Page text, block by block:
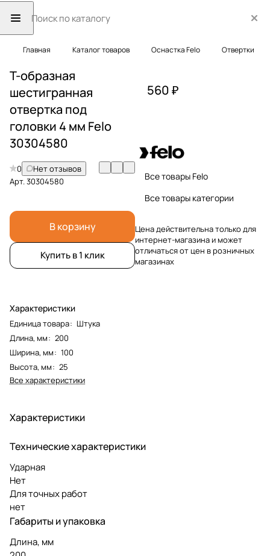
Главная Каталог товаров Оснастка Felo Отвертки
Т-образная
шестигранная
отвертка под
головки 4 мм Felo
30304580
0
Нет отзывов
Арт.30304580
В корзину
Купить в 1 клик
Характеристики
Единица товара: Штука
Длина, мм: 200
Ширина, мм: 100
Высота, мм: 25
Все характеристики
560 ₽
Все товары Felo
Все товары категории
Цена действительна только для
интернет-магазина и может
отличаться от цен в розничных
магазинах
Характеристики
Технические характеристики
Ударная
Нет
Для точных работ
нет
Габариты и упаковка
Длина, мм